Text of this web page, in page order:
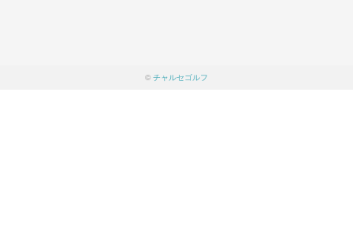
© チャルセゴルフ